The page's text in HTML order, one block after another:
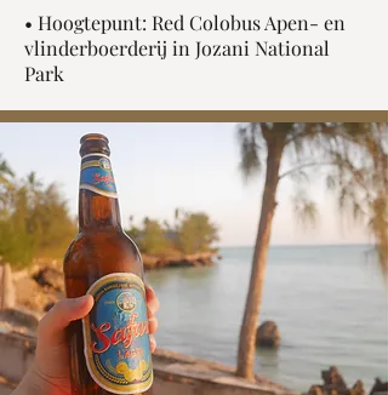
• Hoogtepunt: Red Colobus Apen- en
vlinderboerderij in Jozani National
Park